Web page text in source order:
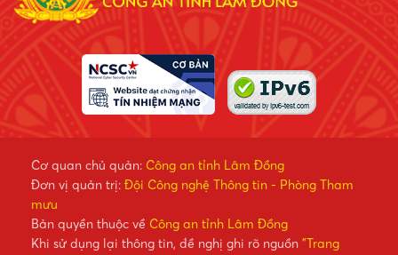
Cơ quan chủ quản: Công an tỉnh Lâm Đồng
Đơn vị quản trị: Đội Công nghệ Thông tin - Phòng Tham
mưu
Bản quyền thuộc về Công an tỉnh Lâm Đồng
Khi sử dụng lại thông tin, đề nghị ghi rõ nguồn "Trang